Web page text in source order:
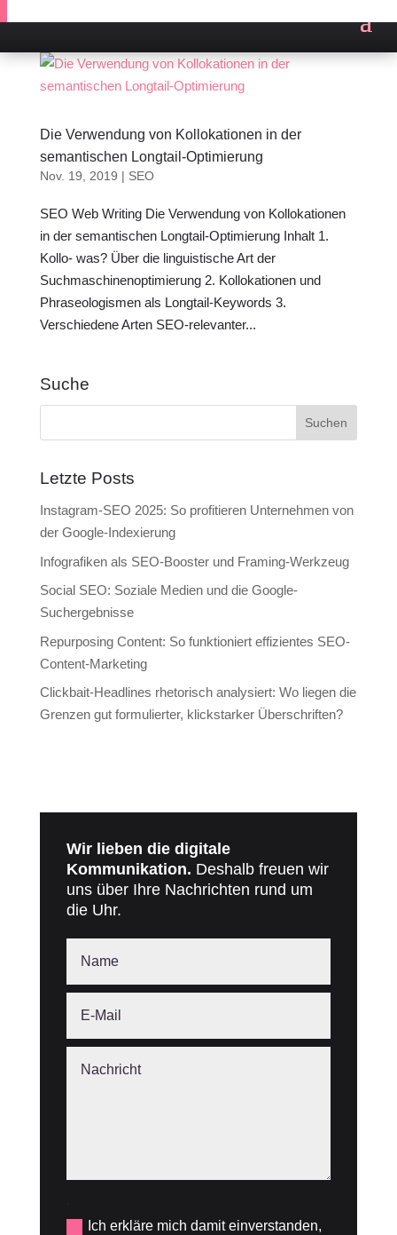
Die Verwendung von Kollokationen in der
semantischen Longtail-Optimierung
Nov. 19, 2019 | SEO
SEO Web Writing Die Verwendung von Kollokationen
in der semantischen Longtail-Optimierung Inhalt 1.
Kollo- was? Über die linguistische Art der
Suchmaschinenoptimierung 2. Kollokationen und
Phraseologismen als Longtail-Keywords 3.
Verschiedene Arten SEO-relevanter...
Suche
Letzte Posts
Instagram-SEO 2025: So profitieren Unternehmen von
der Google-Indexierung
Infografiken als SEO-Booster und Framing-Werkzeug
Social SEO: Soziale Medien und die Google-
Suchergebnisse
Repurposing Content: So funktioniert effizientes SEO-
Content-Marketing
Clickbait-Headlines rhetorisch analysiert: Wo liegen die
Grenzen gut formulierter, klickstarker Überschriften?
Wir lieben die digitale
Kommunikation. Deshalb freuen wir
uns über Ihre Nachrichten rund um
die Uhr.
Ich erkläre mich damit einverstanden,